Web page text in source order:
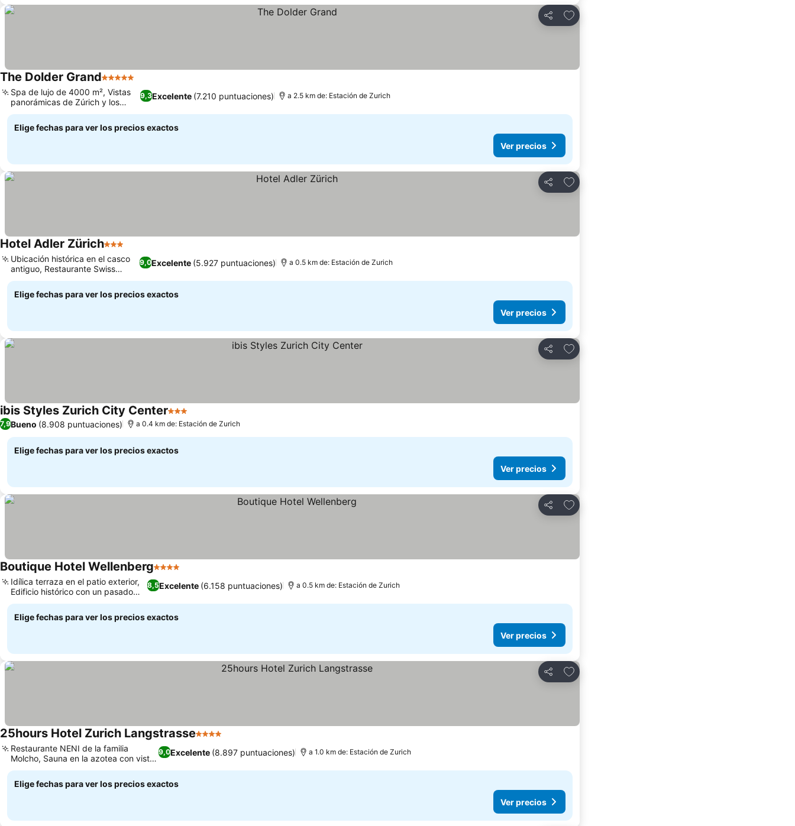
Compartir
Agregar a favoritos
The Dolder Grand5 Estrellas
9,3Excelente (7.210 puntuaciones)
Spa de lujo de 4000 m², Vistas
panorámicas de Zúrich y los
Alpes
a 2.5 km de: Estación de Zurich
Elige fechas para ver los precios exactos
Ver precios
Compartir
Agregar a favoritos
Hotel Adler Zürich3 Estrellas
9,0Excelente (5.927 puntuaciones)
Ubicación histórica en el casco
antiguo, Restaurante Swiss
Chuchi
a 0.5 km de: Estación de Zurich
Elige fechas para ver los precios exactos
Ver precios
Compartir
Agregar a favoritos
ibis Styles Zurich City Center3 Estrellas
7,9Bueno (8.908 puntuaciones) a 0.4 km de: Estación de Zurich
Elige fechas para ver los precios exactos
Ver precios
Compartir
Agregar a favoritos
Boutique Hotel Wellenberg4 Estrellas
8,5Excelente (6.158 puntuaciones)
Idílica terraza en el patio exterior,
Edificio histórico con un pasado
único
a 0.5 km de: Estación de Zurich
Elige fechas para ver los precios exactos
Ver precios
Compartir
Agregar a favoritos
25hours Hotel Zurich Langstrasse4 Estrellas
9,0Excelente (8.897 puntuaciones)
Restaurante NENI de la familia
Molcho, Sauna en la azotea con vistas
a la ciudad
a 1.0 km de: Estación de Zurich
Elige fechas para ver los precios exactos
Ver precios